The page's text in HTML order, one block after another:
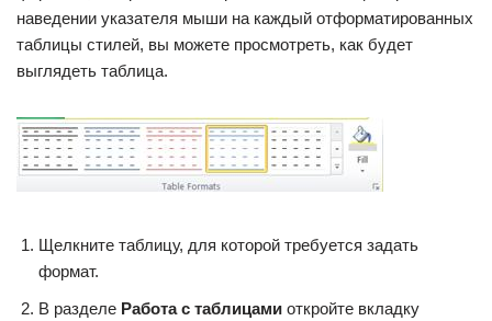
наведении указателя мыши на каждый отформатированных
таблицы стилей, вы можете просмотреть, как будет
выглядеть таблица.
Щелкните таблицу, для которой требуется задать
формат.
В разделе Работа с таблицами откройте вкладку